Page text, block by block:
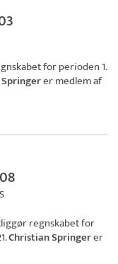
for perioden 1.
er medlem af
regnskabet for
Christian Springerer